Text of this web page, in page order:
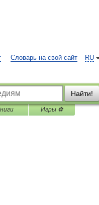
RU
Словарь на свой сайт
Найти!
Игры ⚽